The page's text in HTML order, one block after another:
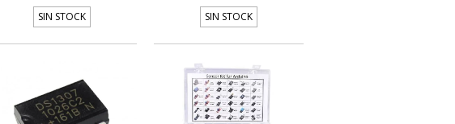
SIN STOCK SIN STOCK